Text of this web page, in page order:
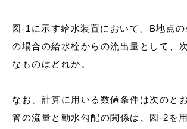
図-1に示す給水装置において、B地点
の場合の給水栓からの流出量として、
なものはどれか。
なお、計算に用いる数値条件は次のと
管の流量と動水勾配の関係は、図-2を